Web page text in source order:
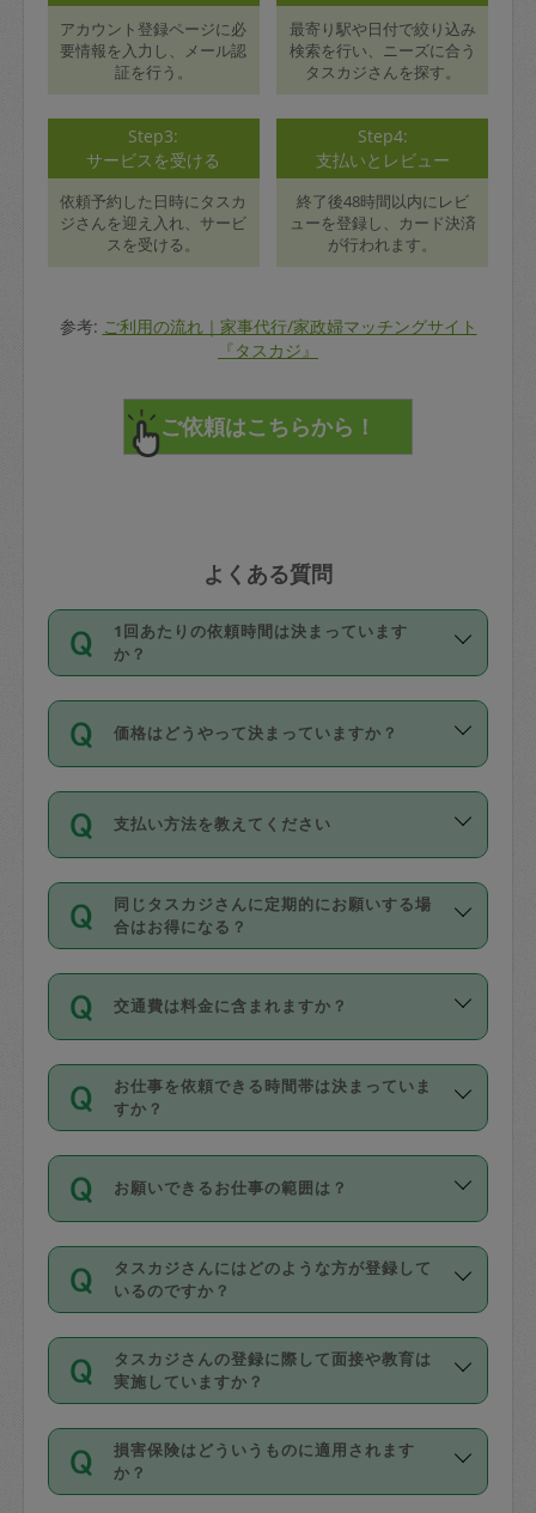
アカウント登録ページに必
要情報を入力し、メール認
証を行う。
最寄り駅や日付で絞り込み
検索を行い、ニーズに合う
タスカジさんを探す。
Step3:
サービスを受ける
依頼予約した日時にタスカ
ジさんを迎え入れ、サービ
スを受ける。
Step4:
支払いとレビュー
終了後48時間以内にレビ
ューを登録し、カード決済
が行われます。
参考: ご利用の流れ｜家事代行/家政婦マッチングサイト
『タスカジ』
よくある質問
1回あたりの依頼時間は決まっています
か？
依頼1回につき3時間固定です。3時間を
超えて依頼したい場合は、延長機能をご
利用ください。機能をご利用いただくに
の上事前申請することが必要です。な
お、3時間を下回っても、値引き等はござ
いません。
価格はどうやって決まっていますか？
11種類の価格帯の中からタスカジさん自
身が価格を選んで設定しています。
タスカジさんの価格設定には最初は制限
があり、レビュー件数、レビューの平均
値、などで除々に設定可能な最高額が上
がっていく仕組みになっています。
支払い方法を教えてください
お支払方法はクレジットカード（Visa／
Master／JCB／AMERICAN EXPRESS／
Diners Club）のみとなります。
を行う際にご入力ください。プロフィー
ル登録時にはご入力いただかなくても大
丈夫です。
デビットカード・プリペイドカード（Vプ
リカ、au WALLETなど）は支払にはご利
銀行振込や現金払いも対応していませ
なお、タスカジさんの交通費も、依頼料
金のご請求と合わせてお支払いとなりま
動計算で表示されます。
同じタスカジさんに定期的にお願いする場
合はお得になる？
依頼には「スポット」と「定期（毎週｜
隔週）」があり、「定期」の依頼は「ス
ポット」よりお得な料金でご利用できま
す。
定期の最低利用回数は設けていない代わ
りに、一定数を超えたキャンセルは有償
（例：毎週定期の場合は３回以上のキャ
ンセルが有償（1200円、隔週定期の場合
は２回以上のキャンセルが有償（1200
交通費は料金に含まれますか？
交通費は依頼料金とは別途発生し、依頼
料金のご請求と合わせてお支払いとなり
ます。交通費の金額は「依頼の詳細」に
お仕事を依頼できる時間帯は決まっていま
すか？
時間帯は3種類あります。いずれも１回あ
たり３時間です。
・ＡＭ ９時～１２時
・ＰＭ １３時～１６時
・夜 １８時～２１時
開始時間を２時間前後変更することが可
能です。依頼送信後、個別にタスカジさ
んにメッセージを送り調整してくださ
い。ただし、２時間を越えての調整はで
お願いできるお仕事の範囲は？
掃除、整理収納、洗濯、買い物、料理、
作り置きです。タスカジさんによってで
きる仕事の範囲が異なりますので、依頼
する前にタスカジさんのプロフィールで
確認してください。
基本的に、高所での作業や危険作業、屋
外での作業は対象外です。
タスカジさんにはどのような方が登録して
いるのですか？
主婦として長年の家事経験をお持ちの
方、栄養士・調理師といった資格者で保
育園や学校の給食やレストランで料理関
係の専門職に従事されていた方、日本で
すでにハウスキーパーや英語の先生とし
てお仕事をしているフィリピン出身の
タスカジさんの登録に際して面接や教育は
実施していますか？
応募の際に、各自事務局との面接と説明
を行っています。その後、身分証明書の
写真提出をしていただいています。外国
損害保険はどういうものに適用されます
か？